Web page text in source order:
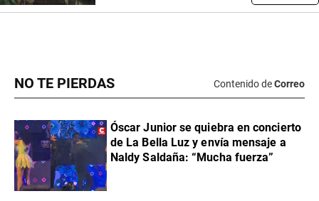
NO TE PIERDAS Contenido deCorreo
Óscar Junior se quiebra en concierto
de La Bella Luz y envía mensaje a
Naldy Saldaña: “Mucha fuerza”